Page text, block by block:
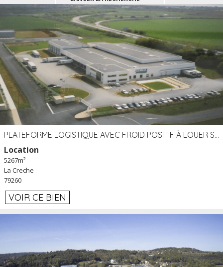
PLATEFORME LOGISTIQUE AVEC FROID POSITIF À LOUER SECTEUR NIORT (79)
Location
5267m²
La Creche
79260
VOIR CE BIEN